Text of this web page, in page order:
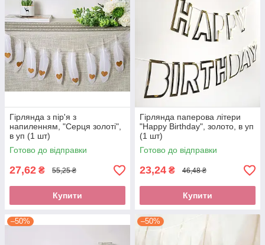
Гірлянда з пір'я з
напиленням, "Серця золоті",
в уп (1 шт)
Готово до відправки
27,62 ₴ 55,25 ₴
Купити
Гірлянда паперова літери
"Happy Birthday", золото, в уп
(1 шт)
Готово до відправки
23,24 ₴ 46,48 ₴
Купити
–50% –50%